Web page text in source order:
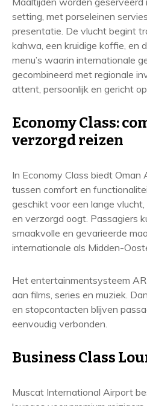
setting, met porseleinen
presentatie. De vlucht begint
kahwa, een kruidige koffie, en
menu’s waarin internationale
gecombineerd met regionale
attent, persoonlijk en gericht
Economy Class:
verzorgd reizen
In Economy Class biedt Oman
tussen comfort en
geschikt voor een lange
en verzorgd oogt. Passagiers
smaakvolle en gevarieerde
internationale als Midden-
Het entertainmentsysteem
aan films, series en muziek.
en stopcontacten blijven
eenvoudig verbonden.
Business Class
Muscat International Airport